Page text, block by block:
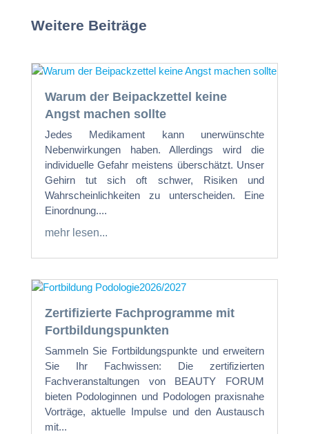
Weitere Beiträge
Warum der Beipackzettel keine
Angst machen sollte
Jedes Medikament kann unerwünschte
Nebenwirkungen haben. Allerdings wird die
individuelle Gefahr meistens überschätzt. Unser
Gehirn tut sich oft schwer, Risiken und
Wahrscheinlichkeiten zu unterscheiden. Eine
Einordnung....
mehr lesen...
Zertifizierte Fachprogramme mit
Fortbildungspunkten
Sammeln Sie Fortbildungspunkte und erweitern
Sie Ihr Fachwissen: Die zertifizierten
Fachveranstaltungen von BEAUTY FORUM
bieten Podologinnen und Podologen praxisnahe
Vorträge, aktuelle Impulse und den Austausch
mit...